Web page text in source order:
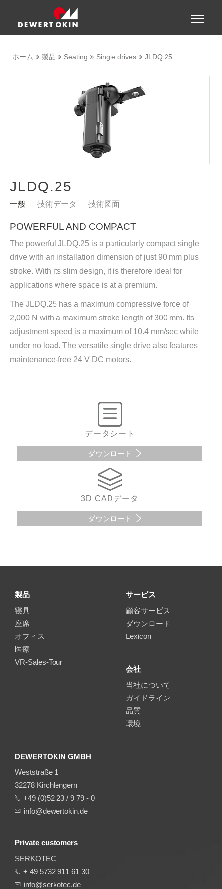
Toggle
ホーム 製品 Seating Single drives JLDQ.25
JLDQ.25
一般 技術データ 技術図面
POWERFUL AND COMPACT
The powerful JLDQ.25 is a particularly compact single
drive with an installation dimension of just 90 mm plus
stroke. With its slim design, it is therefore ideal for
applications where space is at a premium.
The JLDQ.25 has a maximum compressive force of
2,000 N with a maximum stroke length of 300 mm. Its
adjustment speed is a maximum of 10.4 mm/sec while
under no load. The versatile single drive also features
maintenance-free 24 V DC motors.
データシート
ダウンロード
3D CADデータ
ダウンロード
製品
寝具
座席
オフィス
医療
VR-Sales-Tour
サービス
顧客サービス
ダウンロード
Lexicon
会社
当社について
ガイドライン
品質
環境
DEWERTOKIN GMBH
Weststraße 1
32278 Kirchlengern
+49 (0)52 23 / 9 79 - 0
info@dewertokin.de
Private customers
SERKOTEC
+ 49 5732 911 61 30
info@serkotec.de